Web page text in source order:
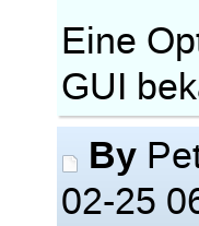
Eine
GUI
By
02-25